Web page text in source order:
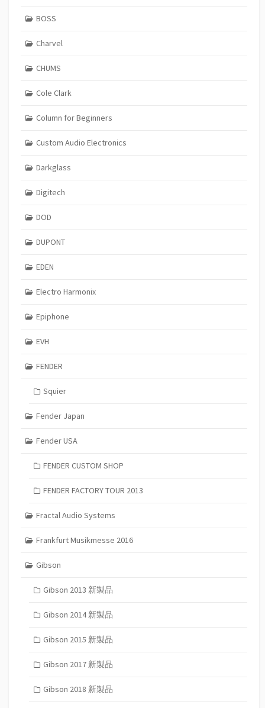
BOSS
Charvel
CHUMS
Cole Clark
Column for Beginners
Custom Audio Electronics
Darkglass
Digitech
DOD
DUPONT
EDEN
Electro Harmonix
Epiphone
EVH
FENDER
Squier
Fender Japan
Fender USA
FENDER CUSTOM SHOP
FENDER FACTORY TOUR 2013
Fractal Audio Systems
Frankfurt Musikmesse 2016
Gibson
Gibson 2013 新製品
Gibson 2014 新製品
Gibson 2015 新製品
Gibson 2017 新製品
Gibson 2018 新製品